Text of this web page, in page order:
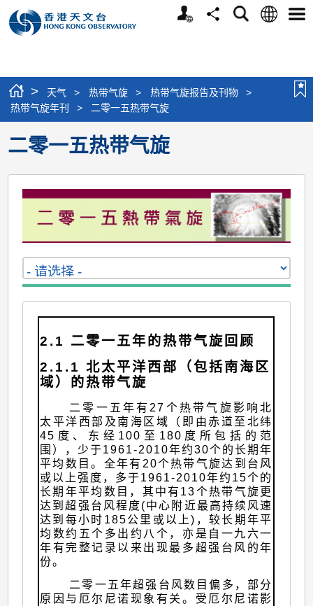
个
分
搜
语
选
> 天气 > 热带气旋 > 热带气旋报告及刊物
>
热带气旋年刊
> 二零一五热带气旋
二零一五热带气旋
2.1 二零一五年的热带气旋回顾
2.1.1 北太平洋西部（包括南海区
域）的热带气旋
二零一五年有27个热带气旋影响北
太平洋西部及南海区域（即由赤道至北纬
45度、东经100至180度所包括的范
围），少于1961-2010年约30个的长期年
平均数目。全年有20个热带气旋达到台风
或以上强度，多于1961-2010年约15个的
长期年平均数目，其中有13个热带气旋更
达到超强台风程度(中心附近最高持续风速
达到每小时185公里或以上)，较长期年平
均数约五个多出约八个，亦是自一九六一
年有完整记录以来出现最多超强台风的年
份。
二零一五年超强台风数目偏多，部分
原因与厄尔尼诺现象有关。受厄尔尼诺影